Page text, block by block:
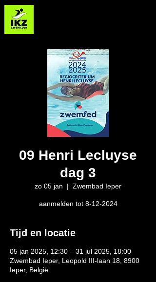
09 Henri Lecluyse
dag 3
zo 05 jan
  |
Zwembad Ieper
aanmelden tot 8-12-2024
Tijd en locatie
05 jan 2025, 12:30 – 31 jul 2025, 18:00
Zwembad Ieper, Leopold III-laan 18, 8900
Ieper, België